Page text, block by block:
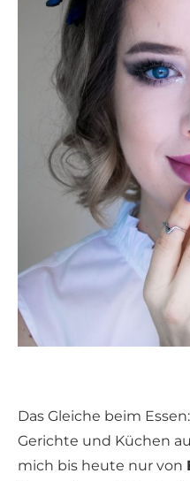
Das Gleiche beim
Gerichte und Küchen
mich bis heute nur von